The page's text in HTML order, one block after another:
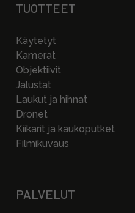
TUOTTEET
Käytetyt
Kamerat
Objektiivit
Jalustat
Laukut ja hihnat
Dronet
Kiikarit ja kaukoputket
Filmikuvaus
PALVELUT